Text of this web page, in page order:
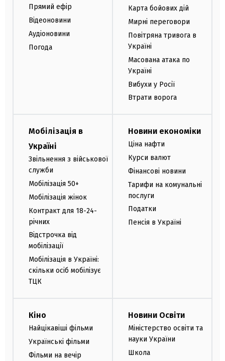
Прямий ефір
Відеоновини
Аудіоновини
Погода
Карта бойових дій
Мирні переговори
Повітряна тривога в
Україні
Масована атака по
Україні
Вибухи у Росії
Втрати ворога
Мобілізація в
Україні
Звільнення з військової
служби
Мобілізація 50+
Мобілізація жінок
Контракт для 18-24-
річних
Відстрочка від
мобілізації
Мобілізація в Україні:
скільки осіб мобілізує
ТЦК
Новини економіки
Ціна нафти
Курси валют
Фінансові новини
Тарифи на комунальні
послуги
Податки
Пенсія в Україні
Кіно
Найцікавіші фільми
Українські фільми
Фільми на вечір
Новини Освіти
Міністерство освіти та
науки України
Школа